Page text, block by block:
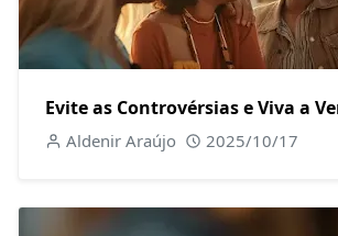
Evite as Controvérsias e Viva a
Aldenir Araújo 2025/10/17